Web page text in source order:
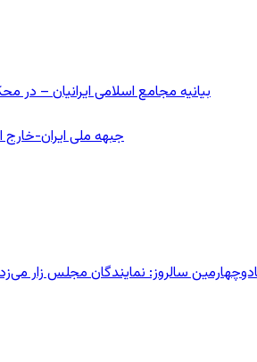
بیانیه مجامع اسلامی ایرانیان –
جبهه ملی ایران-خارج
سالروز: نمایندگان مجلس زار می‌زدند/ تهران در آتش؛ ۳۰ تیر